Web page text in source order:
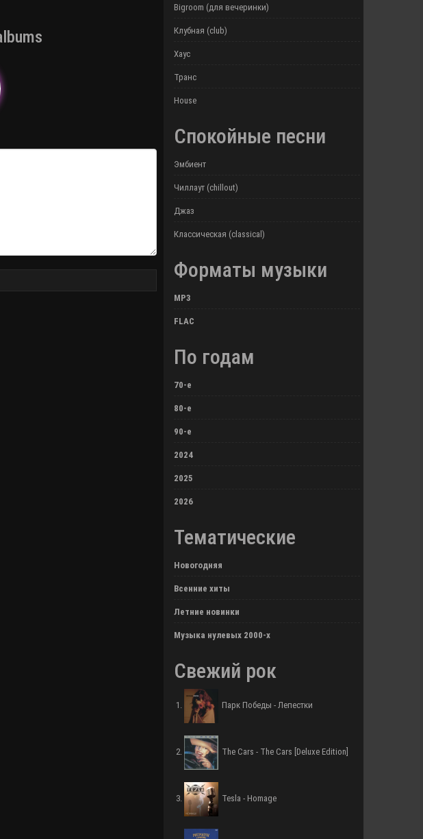
Bigroom (для вечеринки)
Клубная (club)
Хаус
Транс
House
Спокойные песни
Эмбиент
Чиллаут (chillout)
Джаз
Классическая (classical)
Форматы музыки
MP3
FLAC
По годам
70-е
80-е
90-е
2024
2025
2026
Тематические
Новогодняя
Всенние хиты
Летние новинки
Музыка нулевых 2000-х
Свежий рок
Парк Победы - Лепестки
The Cars - The Cars [Deluxe Edition]
Tesla - Homage